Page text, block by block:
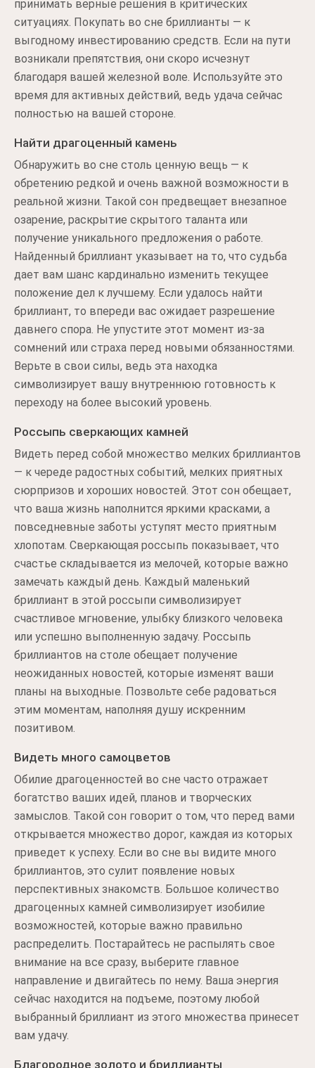
принимать верные решения в критических
ситуациях. Покупать во сне бриллианты — к
выгодному инвестированию средств. Если на пути
возникали препятствия, они скоро исчезнут
благодаря вашей железной воле. Используйте это
время для активных действий, ведь удача сейчас
полностью на вашей стороне.
Найти драгоценный камень
Обнаружить во сне столь ценную вещь — к
обретению редкой и очень важной возможности в
реальной жизни. Такой сон предвещает внезапное
озарение, раскрытие скрытого таланта или
получение уникального предложения о работе.
Найденный бриллиант указывает на то, что судьба
дает вам шанс кардинально изменить текущее
положение дел к лучшему. Если удалось найти
бриллиант, то впереди вас ожидает разрешение
давнего спора. Не упустите этот момент из-за
сомнений или страха перед новыми обязанностями.
Верьте в свои силы, ведь эта находка
символизирует вашу внутреннюю готовность к
переходу на более высокий уровень.
Россыпь сверкающих камней
Видеть перед собой множество мелких бриллиантов
— к череде радостных событий, мелких приятных
сюрпризов и хороших новостей. Этот сон обещает,
что ваша жизнь наполнится яркими красками, а
повседневные заботы уступят место приятным
хлопотам. Сверкающая россыпь показывает, что
счастье складывается из мелочей, которые важно
замечать каждый день. Каждый маленький
бриллиант в этой россыпи символизирует
счастливое мгновение, улыбку близкого человека
или успешно выполненную задачу. Россыпь
бриллиантов на столе обещает получение
неожиданных новостей, которые изменят ваши
планы на выходные. Позвольте себе радоваться
этим моментам, наполняя душу искренним
позитивом.
Видеть много самоцветов
Обилие драгоценностей во сне часто отражает
богатство ваших идей, планов и творческих
замыслов. Такой сон говорит о том, что перед вами
открывается множество дорог, каждая из которых
приведет к успеху. Если во сне вы видите много
бриллиантов, это сулит появление новых
перспективных знакомств. Большое количество
драгоценных камней символизирует изобилие
возможностей, которые важно правильно
распределить. Постарайтесь не распылять свое
внимание на все сразу, выберите главное
направление и двигайтесь по нему. Ваша энергия
сейчас находится на подъеме, поэтому любой
выбранный бриллиант из этого множества принесет
вам удачу.
Благородное золото и бриллианты